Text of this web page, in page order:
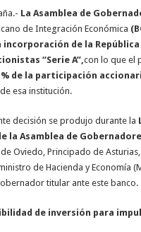
La Asamblea de
de Integración Económica
incorporación de la
“Serie A”,con lo que el
% de la participación
esa institución.
decisión se produjo durante la
la Asamblea de
Oviedo, Principado de
de Hacienda y Economía
titular ante este banco.
de inversión para